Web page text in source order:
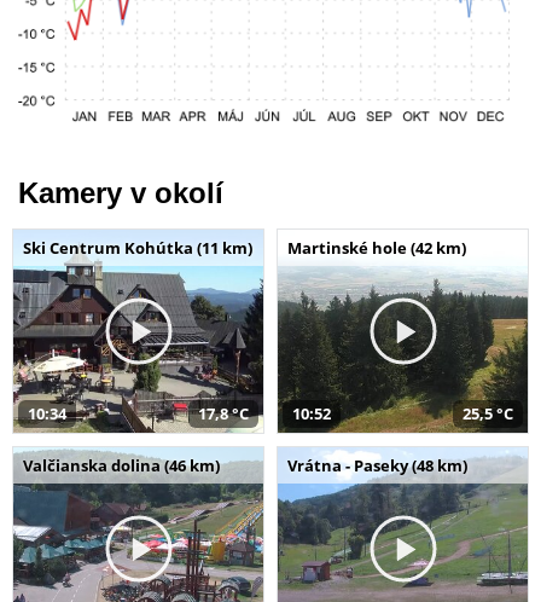
Kamery v okolí
Ski Centrum Kohútka (11 km)
10:34 17,8 °C
Martinské hole (42 km)
10:52 25,5 °C
Valčianska dolina (46 km) Vrátna - Paseky (48 km)